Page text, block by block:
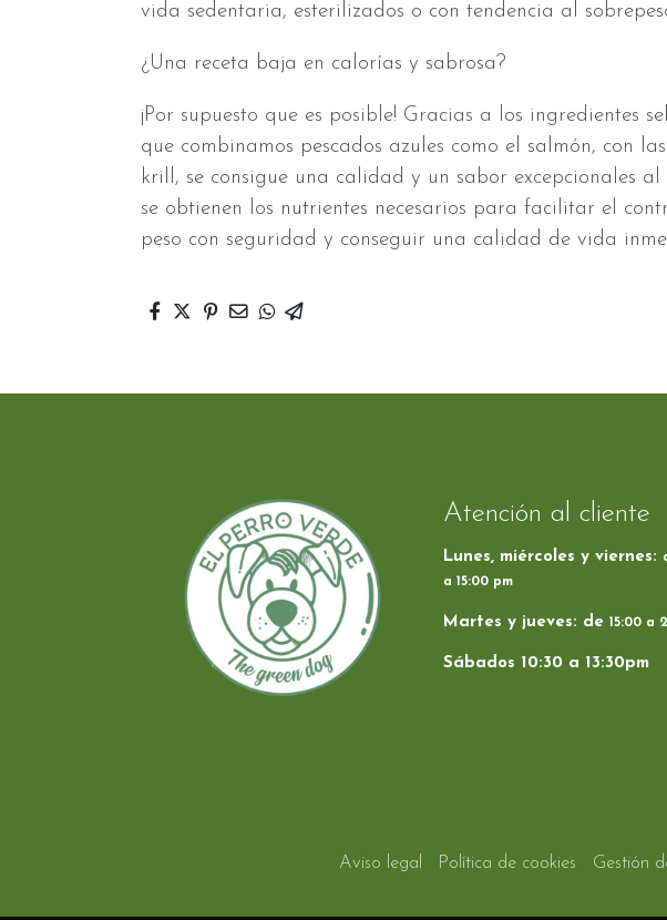
vida sedentaria, esterilizados o con tendencia al
¿Una receta baja en calorías y sabrosa?
¡Por supuesto que es posible! Gracias a los ingredientes
que combinamos pescados azules como el salmón, con
krill, se consigue una calidad y un sabor excepcionales
se obtienen los nutrientes necesarios para facilitar el
peso con seguridad y conseguir una calidad de vida
Atención al cliente
Lunes, miércoles y viernes:
a 15:00 pm
Martes y jueves: de 15:00 a
Sábados 10:30 a 13:30pm
Aviso legal Política de cookies Gestión